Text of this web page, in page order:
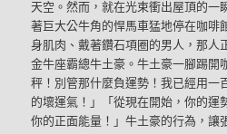
天空。然而，就在光束衝出屋頂的一
著巨大公牛角的悍馬車猛地停在咖啡
身肌肉、戴著鑽石項圈的男人，那
金牛座霸總牛土豪。牛土豪一腳踢開
秤！別管那什麼負運勢！我已經用一
的壞運氣！」「從現在開始，你的運
你的正面能量！」牛土豪的行為，讓